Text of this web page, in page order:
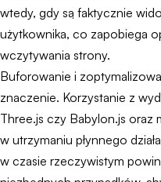
wtedy, gdy są faktycznie
użytkownika, co zapobiega
wczytywania strony.
Buforowanie i
znaczenie. Korzystanie z
Three.js czy Babylon.js oraz
w utrzymaniu płynnego
w czasie rzeczywistym